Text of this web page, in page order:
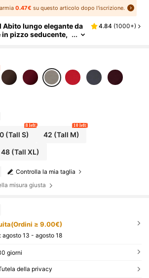
0.47€ su questo articolo dopo l'iscrizione.
Abito lungo elegante da
pizzo seducente,
alte
4.84 (1000+)
(Tall S)
8 left
42 (Tall M)
10 left
48 (Tall XL)
Controlla la mia taglia
misura giusta
≥ 9.00€)
agosto 13 - agosto 18
giorni
della privacy